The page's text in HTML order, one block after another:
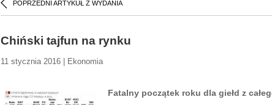
POPRZEDNI ARTYKUŁ Z WYDANIA
Chiński tajfun na rynku
11 stycznia 2016 | Ekonomia
Fatalny początek roku dla giełd z